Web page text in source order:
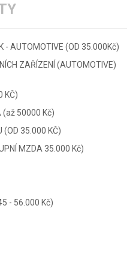
- AUTOMOTIVE (OD 35.000Kč)
ZAŘÍZENÍ (AUTOMOTIVE)
KČ)
(až 50000 Kč)
(OD 35.000 KČ)
MZDA 35.000 Kč)
- 56.000 Kč)